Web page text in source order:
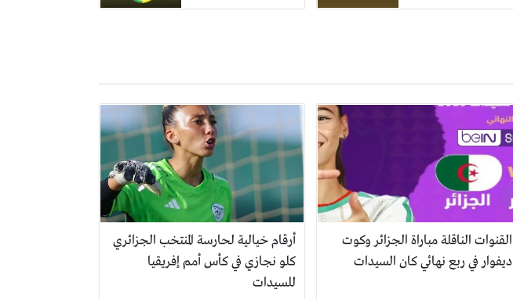
القنوات الناقلة مباراة الجزائر وكوت
ديفوار في ربع نهائي كان السيدات
أرقام خيالية لحارسة المنتخب الجزائري
كلو نجازي في كأس أمم إفريقيا
للسيدات